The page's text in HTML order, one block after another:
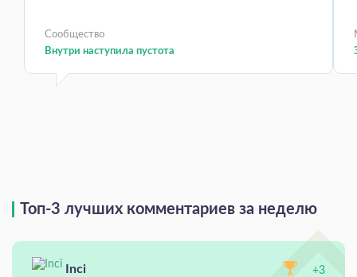
Сообщество
Внутри наступила пустота
Топ-3 лучших комментариев за неделю
Inci +3